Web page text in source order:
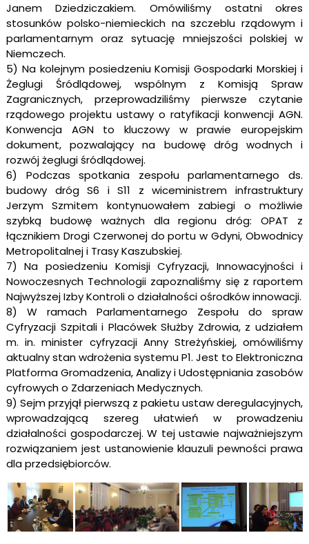
Janem Dziedziczakiem. Omówiliśmy ostatni okres
stosunków polsko-niemieckich na szczeblu rządowym i
parlamentarnym oraz sytuację mniejszości polskiej w
Niemczech.
5) Na kolejnym posiedzeniu Komisji Gospodarki Morskiej i
Żeglugi Śródlądowej, wspólnym z Komisją Spraw
Zagranicznych, przeprowadziliśmy pierwsze czytanie
rządowego projektu ustawy o ratyfikacji konwencji AGN.
Konwencja AGN to kluczowy w prawie europejskim
dokument, pozwalający na budowę dróg wodnych i
rozwój żeglugi śródlądowej.
6) Podczas spotkania zespołu parlamentarnego ds.
budowy dróg S6 i S11 z wiceministrem infrastruktury
Jerzym Szmitem kontynuowałem zabiegi o możliwie
szybką budowę ważnych dla regionu dróg: OPAT z
łącznikiem Drogi Czerwonej do portu w Gdyni, Obwodnicy
Metropolitalnej i Trasy Kaszubskiej.
7) Na posiedzeniu Komisji Cyfryzacji, Innowacyjności i
Nowoczesnych Technologii zapoznaliśmy się z raportem
Najwyższej Izby Kontroli o działalności ośrodków innowacji.
8) W ramach Parlamentarnego Zespołu do spraw
Cyfryzacji Szpitali i Placówek Służby Zdrowia, z udziałem
m. in. minister cyfryzacji Anny Streżyńskiej, omówiliśmy
aktualny stan wdrożenia systemu P1. Jest to Elektroniczna
Platforma Gromadzenia, Analizy i Udostępniania zasobów
cyfrowych o Zdarzeniach Medycznych.
9) Sejm przyjął pierwszą z pakietu ustaw deregulacyjnych,
wprowadzającą szereg ułatwień w prowadzeniu
działalności gospodarczej. W tej ustawie najważniejszym
rozwiązaniem jest ustanowienie klauzuli pewności prawa
dla przedsiębiorców.